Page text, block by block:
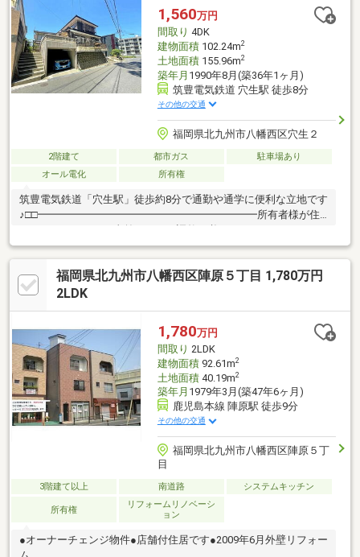
はお気軽にお電話ください ＞＞＞0120-210-
393━━━━━━━━━━━━━━━━━━━━━━□□
1,560万円
間取り 4DK
建物面積102.24m2
土地面積155.96m2
築年月 1990年8月(築36年1ヶ月)
筑豊電気鉄道 穴生駅 徒歩8分
その他の交通
福岡県北九州市八幡西区穴生２
2階建て 都市ガス
駐車場あり
オール電化
所有権
筑豊電気鉄道「穴生駅」徒歩約8分で通勤や通学に便利な立地です
♪□□━━━━━━━━━━━━━━━━━━━━━所有者様が住
んでおられますので事前に日程の調整が必要です。できるだけご
希望のお日にちで調整を致しますのでお早めにご連絡ください。
営業時間 10時～16時（休：水曜日、第2、3火曜日） この時間帯
はお電話でのお問い合わせがスムーズにご案内できます。右下の
電話ボタンをタッチ！もしくはお気軽にお電話ください ＞＞＞
福岡県北九州市八幡西区陣原５丁目 1,780万円
2LDK
1,780万円
間取り 2LDK
建物面積92.61m2
土地面積40.19m2
築年月 1979年3月(築47年6ヶ月)
鹿児島本線 陣原駅 徒歩9分
その他の交通
福岡県北九州市八幡西区陣原５丁
目
3階建て以上 南道路 システムキッチン
所有権
リフォームリノベーシ
ョン
●オーナーチェンジ物件●店舗付住居です●2009年6月外壁リフォー